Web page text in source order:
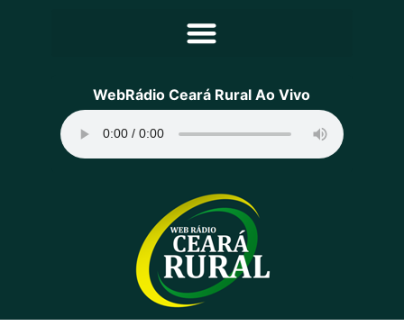
Principal
Programação
Equipe
Contato
Sobre
WebRádio Ceará Rural Ao Vivo